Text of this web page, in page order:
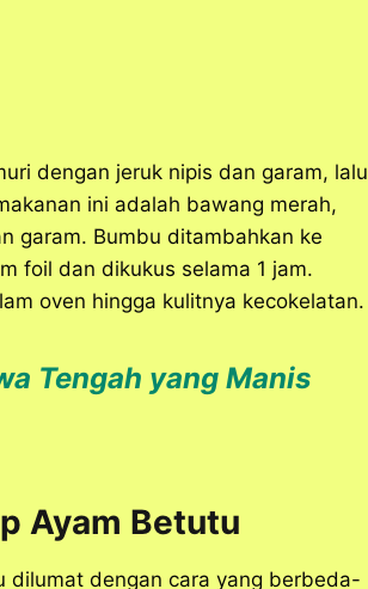
dengan jeruk nipis dan garam, lalu
ini adalah bawang merah,
garam. Bumbu ditambahkan ke
foil dan dikukus selama 1 jam.
oven hingga kulitnya kecokelatan.
Tengah yang Manis
Ayam Betutu
dilumat dengan cara yang berbeda-